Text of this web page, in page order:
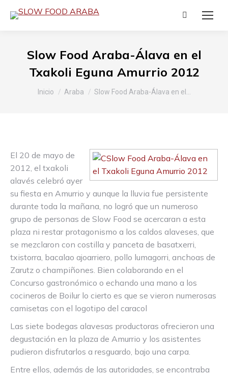
Buscar:
Slow Food Araba-Álava en el
Txakoli Eguna Amurrio 2012
Estás aquí:
Inicio Araba Slow Food Araba-Álava en el…
El 20 de mayo de
2012, el txakoli
alavés celebró ayer
su fiesta en Amurrio y aunque la lluvia fue persistente
durante toda la mañana, no logró que un numeroso
grupo de personas de Slow Food se acercaran a esta
plaza ni restar protagonismo a los caldos alaveses, que
se mezclaron con costilla y panceta de basatxerri,
txistorra, bacalao ajoarriero, pollo lumagorri, anchoas de
Zarutz o champiñones. Bien colaborando en el
Concurso gastronómico o echando una mano a los
cocineros de Boilur lo cierto es que se vieron numerosas
camisetas con el logotipo del caracol
Las siete bodegas alavesas productoras ofrecieron una
degustación en la plaza de Amurrio y los asistentes
pudieron disfrutarlos a resguardo, bajo una carpa.
Entre ellos, además de las autoridades, se encontraba